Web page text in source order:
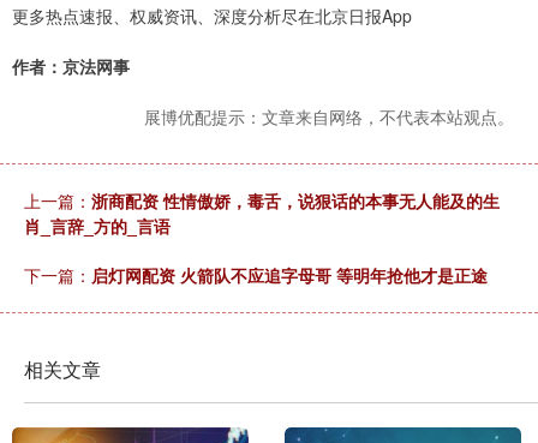
更多热点速报、权威资讯、深度分析尽在北京日报App
作者：京法网事
展博优配提示：文章来自网络，不代表本站观点。
上一篇： 浙商配资 性情傲娇，毒舌，说狠话的本事无人能及的生
肖_言辞_方的_言语
下一篇： 启灯网配资 火箭队不应追字母哥 等明年抢他才是正途
相关文章